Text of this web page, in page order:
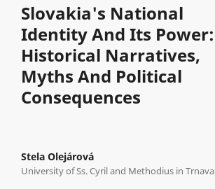
Slovakia's National
Identity And Its Power:
Historical Narratives,
Myths And Political
Consequences
Stela Olejárová
University of Ss. Cyril and Methodius in Trnava